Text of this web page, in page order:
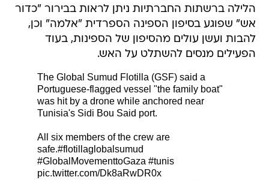
הלילה ברשתות החברתיות ניתן לראות בבירור "כדור
אש" שפוגע בסיפון הספינה הספרדית "אלמה" וכן,
להבות ועשן עולים מהסיפון של הספינות, בעוד
הפעילים מנסים להשתלט על האש.
The Global Sumud Flotilla (GSF) said a
Portuguese-flagged vessel "the family boat"
was hit by a drone while anchored near
Tunisia's Sidi Bou Said port.
All six members of the crew are
safe.#flotillaglobalsumud
#GlobalMovementtoGaza #tunis
pic.twitter.com/Dk8aRwDR0x